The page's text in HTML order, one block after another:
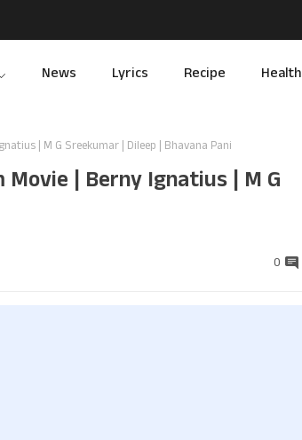
News Lyrics Recipe Health
| M G Sreekumar | Dileep | Bhavana Pani
| Berny Ignatius | M G
0